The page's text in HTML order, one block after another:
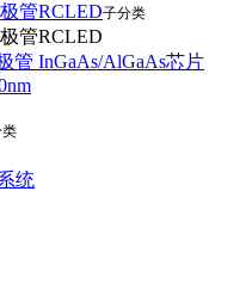
管RCLED子分类
管RCLED
管 InGaAs/AlGaAs芯片
统